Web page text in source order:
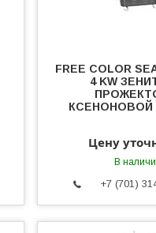
FREE COLOR
4 KW
КСЕНОНОВОЙ
Цену
В
+7 (701)